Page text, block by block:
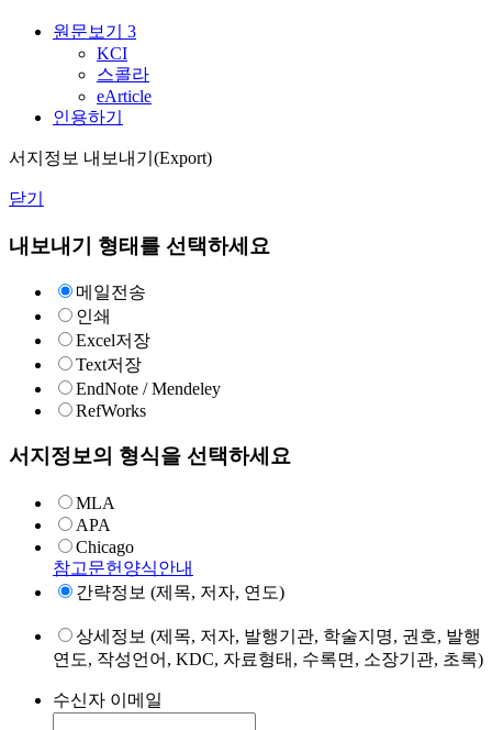
원문보기 3
KCI
스콜라
eArticle
인용하기
서지정보 내보내기(Export)
닫기
내보내기 형태를 선택하세요
메일전송
인쇄
Excel저장
Text저장
EndNote / Mendeley
RefWorks
서지정보의 형식을 선택하세요
MLA
APA
Chicago
참고문헌양식안내
간략정보 (제목, 저자, 연도)
상세정보 (제목, 저자, 발행기관, 학술지명, 권호, 발행
연도, 작성언어, KDC, 자료형태, 수록면, 소장기관, 초록)
수신자 이메일